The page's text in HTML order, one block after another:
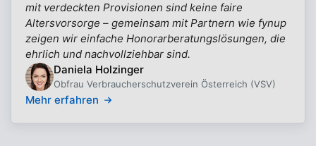
mit verdeckten Provisionen sind keine faire
Altersvorsorge – gemeinsam mit Partnern wie fynup
zeigen wir einfache Honorarberatungslösungen, die
ehrlich und nachvollziehbar sind.
Daniela Holzinger
Obfrau Verbraucherschutzverein Österreich (VSV)
Mehr erfahren